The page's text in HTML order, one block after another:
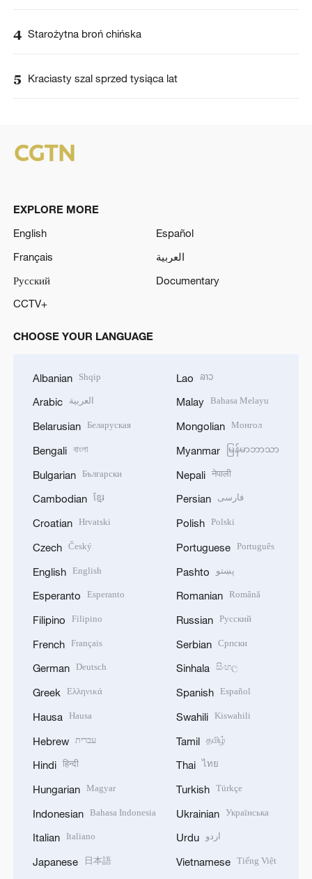
4 Starożytna broń chińska
5 Kraciasty szal sprzed tysiąca lat
EXPLORE MORE
English
Español
Français
العربية
Русский
Documentary
CCTV+
CHOOSE YOUR LANGUAGE
Albanian Shqip
Arabic العربية
Belarusian Беларуская
Bengali বাংলা
Bulgarian Български
Cambodian ខ្មែរ
Croatian Hrvatski
Czech Český
English English
Esperanto Esperanto
Filipino Filipino
French Français
German Deutsch
Greek Ελληνικά
Hausa Hausa
Hebrew עברית
Hindi हिन्दी
Hungarian Magyar
Indonesian Bahasa Indonesia
Italian Italiano
Japanese
日本語
Lao ລາວ
Malay Bahasa Melayu
Mongolian Монгол
Myanmar မြန်မာဘာသာ
Nepali नेपाली
Persian فارسی
Polish Polski
Portuguese Português
Pashto پښتو
Romanian Română
Russian Русский
Serbian Српски
Sinhala සිංහල
Spanish Español
Swahili Kiswahili
Tamil தமிழ்
Thai ไทย
Turkish Türkçe
Ukrainian Українська
Urdu اردو
Vietnamese Tiếng Việt